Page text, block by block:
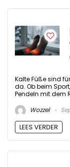
Kalte Füße sind
da. Ob beim
Pendeln mit dem
Wozzel
LEES VERDER